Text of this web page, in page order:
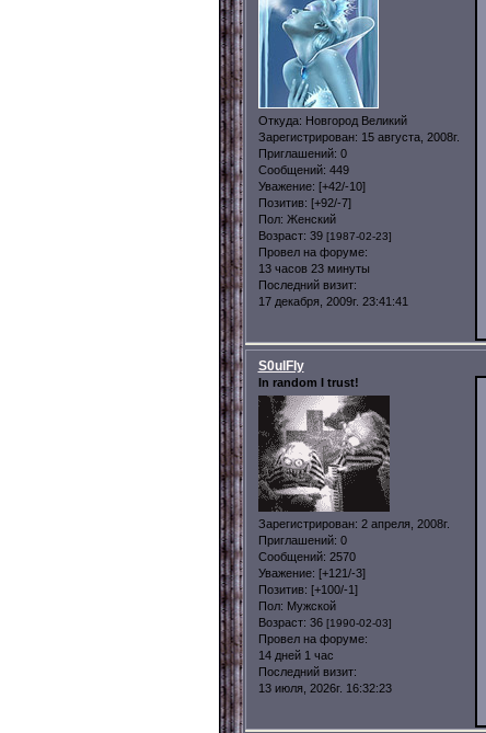
Откуда: Новгород Великий
Зарегистрирован: 15 августа, 2008г.
Приглашений: 0
Сообщений: 449
Уважение: [+42/-10]
Позитив: [+92/-7]
Пол: Женский
Возраст: 39 [1987-02-23]
Провел на форуме:
13 часов 23 минуты
Последний визит:
17 декабря, 2009г. 23:41:41
S0ulFly
In random I trust!
Зарегистрирован: 2 апреля, 2008г.
Приглашений: 0
Сообщений: 2570
Уважение: [+121/-3]
Позитив: [+100/-1]
Пол: Мужской
Возраст: 36 [1990-02-03]
Провел на форуме:
14 дней 1 час
Последний визит:
13 июля, 2026г. 16:32:23